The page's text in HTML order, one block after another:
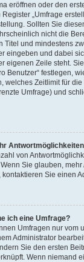
eröffnen oder den
„Umfrage
Sollten Sie
nicht die
Titel und mindestens
eingeben und dabei
eigenen Zeile steht.
Benutzer“ festlegen,
welches Zeitlimit für
Umfrage) und
von
Sie glauben,
Sie einen
ich eine Umfrage?
Umfragen nur vom
Administrator
Sie den ersten
Wenn niemand